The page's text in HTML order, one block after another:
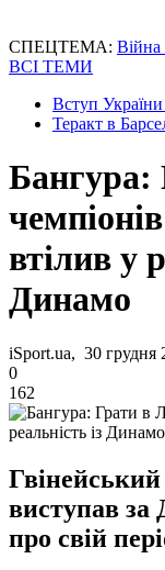
СПЕЦТЕМА: Війна
ВСІ ТЕМИ
Вступ
Теракт в
Бангура:
втілив у
Динамо
iSport.ua, 30 грудня
0
162
виступав за
про свій